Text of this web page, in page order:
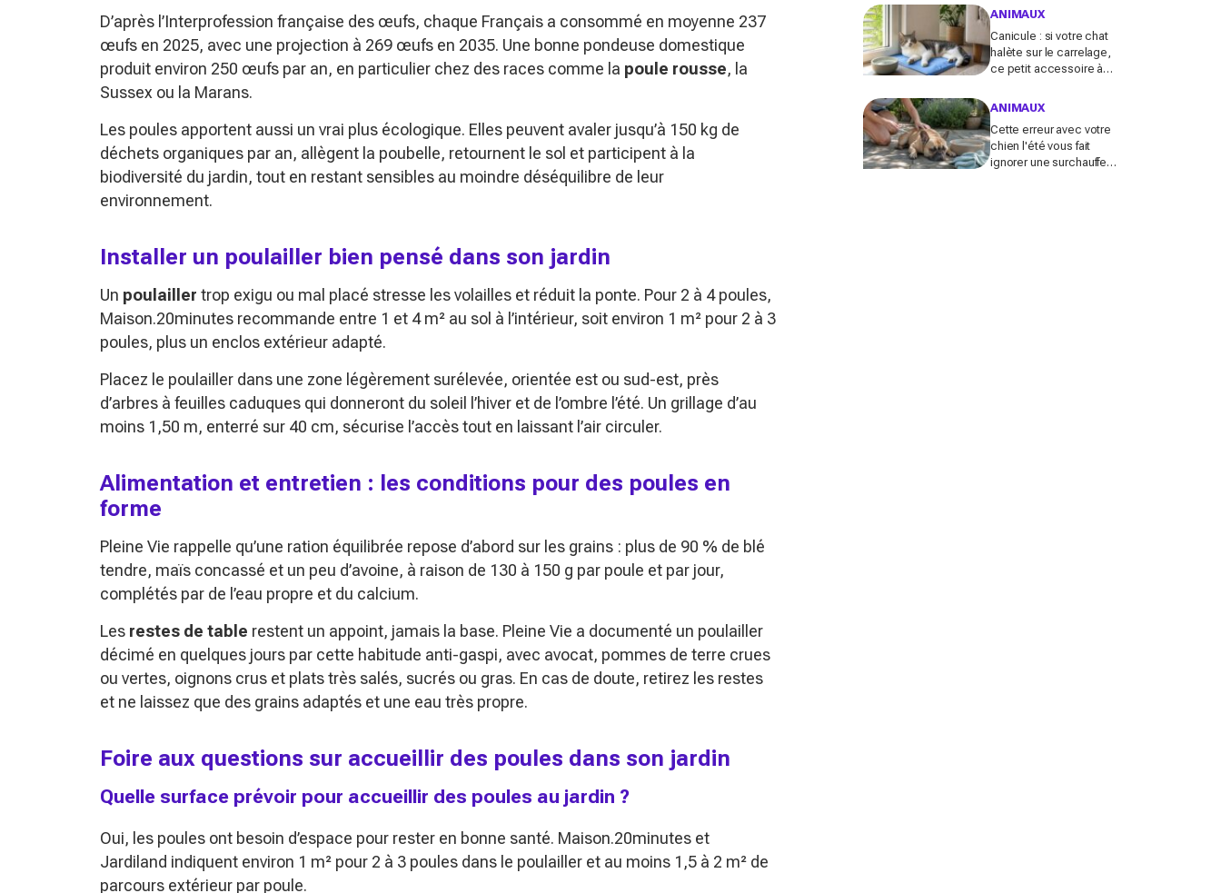
D’après l’Interprofession française des œufs, chaque Français a consommé en moyenne 237
œufs en 2025, avec une projection à 269 œufs en 2035. Une bonne pondeuse domestique
produit environ 250 œufs par an, en particulier chez des races comme la poule rousse, la
Sussex ou la Marans.
Les poules apportent aussi un vrai plus écologique. Elles peuvent avaler jusqu’à 150 kg de
déchets organiques par an, allègent la poubelle, retournent le sol et participent à la
biodiversité du jardin, tout en restant sensibles au moindre déséquilibre de leur
environnement.
Installer un poulailler bien pensé dans son jardin
Un poulailler trop exigu ou mal placé stresse les volailles et réduit la ponte. Pour 2 à 4 poules,
Maison.20minutes recommande entre 1 et 4 m² au sol à l’intérieur, soit environ 1 m² pour 2 à 3
poules, plus un enclos extérieur adapté.
Placez le poulailler dans une zone légèrement surélevée, orientée est ou sud-est, près
d’arbres à feuilles caduques qui donneront du soleil l’hiver et de l’ombre l’été. Un grillage d’au
moins 1,50 m, enterré sur 40 cm, sécurise l’accès tout en laissant l’air circuler.
Alimentation et entretien : les conditions pour des poules en
forme
Pleine Vie rappelle qu’une ration équilibrée repose d’abord sur les grains : plus de 90 % de blé
tendre, maïs concassé et un peu d’avoine, à raison de 130 à 150 g par poule et par jour,
complétés par de l’eau propre et du calcium.
Les restes de table restent un appoint, jamais la base. Pleine Vie a documenté un poulailler
décimé en quelques jours par cette habitude anti-gaspi, avec avocat, pommes de terre crues
ou vertes, oignons crus et plats très salés, sucrés ou gras. En cas de doute, retirez les restes
et ne laissez que des grains adaptés et une eau très propre.
Foire aux questions sur accueillir des poules dans son jardin
Quelle surface prévoir pour accueillir des poules au jardin ?
Oui, les poules ont besoin d’espace pour rester en bonne santé. Maison.20minutes et
Jardiland indiquent environ 1 m² pour 2 à 3 poules dans le poulailler et au moins 1,5 à 2 m² de
parcours extérieur par poule.
la plupart des maîtres
ANIMAUX
Canicule : si votre chat
halète sur le carrelage,
ce petit accessoire à
transformer son coin
ANIMAUX
Cette erreur avec votre
chien l'été vous fait
ignorer une surchauffe